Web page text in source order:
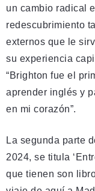
un cambio radical
redescubrimiento
externos que le
su experiencia
“Brighton fue el
aprender inglés y
en mi corazón”.
La segunda parte
2024, se titula
que tienen son